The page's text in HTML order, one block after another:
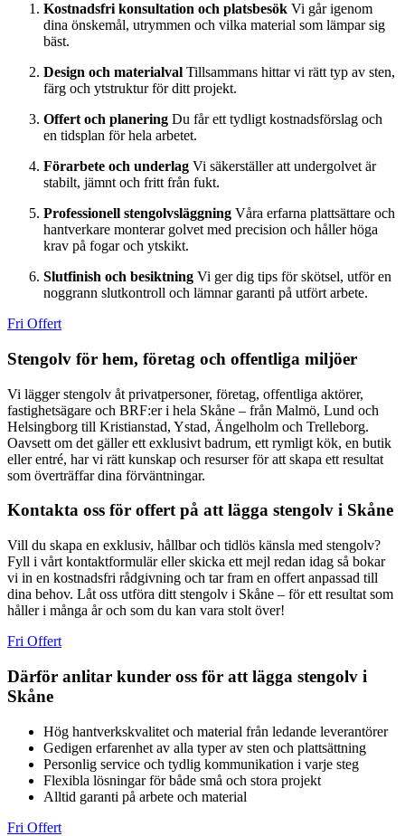
Kostnadsfri konsultation och platsbesök Vi går igenom
dina önskemål, utrymmen och vilka material som lämpar sig
bäst.
Design och materialval Tillsammans hittar vi rätt typ av sten,
färg och ytstruktur för ditt projekt.
Offert och planering Du får ett tydligt kostnadsförslag och
en tidsplan för hela arbetet.
Förarbete och underlag Vi säkerställer att undergolvet är
stabilt, jämnt och fritt från fukt.
Professionell stengolvsläggning Våra erfarna plattsättare och
hantverkare monterar golvet med precision och håller höga
krav på fogar och ytskikt.
Slutfinish och besiktning Vi ger dig tips för skötsel, utför en
noggrann slutkontroll och lämnar garanti på utfört arbete.
Fri Offert
Stengolv för hem, företag och offentliga miljöer
Vi lägger stengolv åt privatpersoner, företag, offentliga aktörer,
fastighetsägare och BRF:er i hela Skåne – från Malmö, Lund och
Helsingborg till Kristianstad, Ystad, Ängelholm och Trelleborg.
Oavsett om det gäller ett exklusivt badrum, ett rymligt kök, en butik
eller entré, har vi rätt kunskap och resurser för att skapa ett resultat
som överträffar dina förväntningar.
Kontakta oss för offert på att lägga stengolv i Skåne
Vill du skapa en exklusiv, hållbar och tidlös känsla med stengolv?
Fyll i vårt kontaktformulär eller skicka ett mejl redan idag så bokar
vi in en kostnadsfri rådgivning och tar fram en offert anpassad till
dina behov. Låt oss utföra ditt stengolv i Skåne – för ett resultat som
håller i många år och som du kan vara stolt över!
Fri Offert
Därför anlitar kunder oss för att lägga stengolv i
Skåne
Hög hantverkskvalitet och material från ledande leverantörer
Gedigen erfarenhet av alla typer av sten och plattsättning
Personlig service och tydlig kommunikation i varje steg
Flexibla lösningar för både små och stora projekt
Alltid garanti på arbete och material
Fri Offert